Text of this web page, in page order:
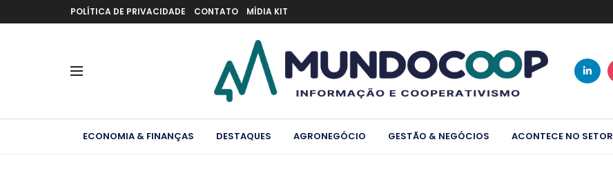
POLÍTICA DE PRIVACIDADE CONTATO MÍDIA KIT
ECONOMIA & FINANÇAS DESTAQUES AGRONEGÓCIO GESTÃO & NEGÓCIOS ACONTECE NO SETOR